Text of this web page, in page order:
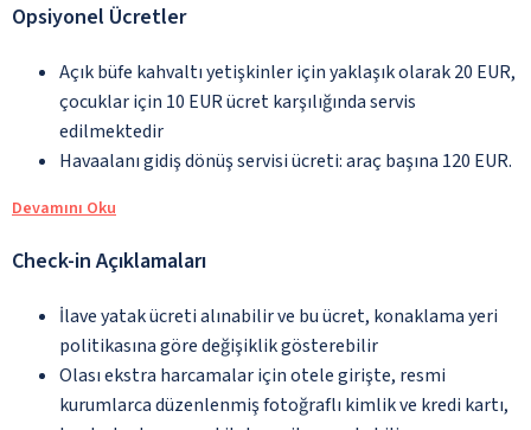
Opsiyonel Ücretler
Açık büfe kahvaltı yetişkinler için yaklaşık olarak 20 EUR,
çocuklar için 10 EUR ücret karşılığında servis
edilmektedir
Havaalanı gidiş dönüş servisi ücreti: araç başına 120 EUR.
Devamını Oku
Check-in Açıklamaları
İlave yatak ücreti alınabilir ve bu ücret, konaklama yeri
politikasına göre değişiklik gösterebilir
Olası ekstra harcamalar için otele girişte, resmi
kurumlarca düzenlenmiş fotoğraflı kimlik ve kredi kartı,